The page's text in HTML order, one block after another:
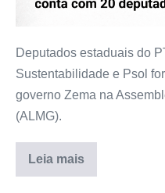
Deputados estaduais do
Sustentabilidade e Psol
governo Zema na
(ALMG).
Leia mais